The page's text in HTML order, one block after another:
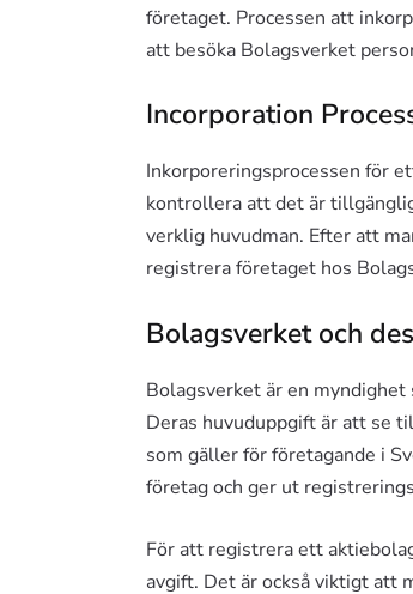
företaget. Processen att
att besöka Bolagsverket
Incorporation
Inkorporeringsprocessen för
kontrollera att det är
verklig huvudman. Efter att
registrera företaget hos
Bolagsverket och
Bolagsverket är en
Deras huvuduppgift är att se
som gäller för företagande i
företag och ger ut
För att registrera ett
avgift. Det är också viktigt att